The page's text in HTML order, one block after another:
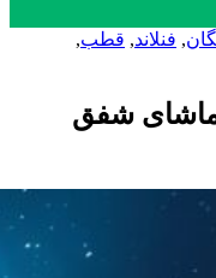
, فنلاند, قطب,
شفق